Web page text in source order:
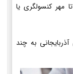
تا مهر کنسولگری یا
به چند